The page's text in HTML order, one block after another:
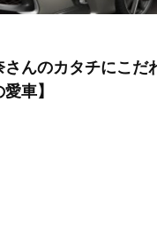
んのカタチにこだ
車】